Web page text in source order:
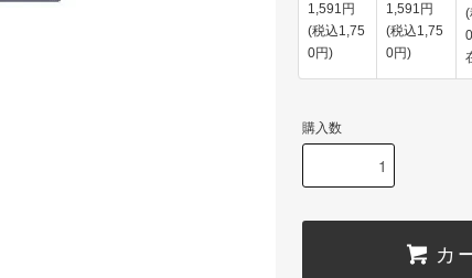
1,591円
(税込1,75
0円)
1,591円
(税込1,75
0円)
(
購入数
カ